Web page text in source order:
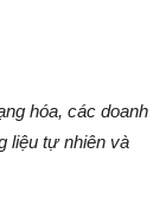
hóa, các doanh
liệu tự nhiên và